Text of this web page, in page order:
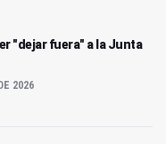
"dejar fuera" a la Junta
2026